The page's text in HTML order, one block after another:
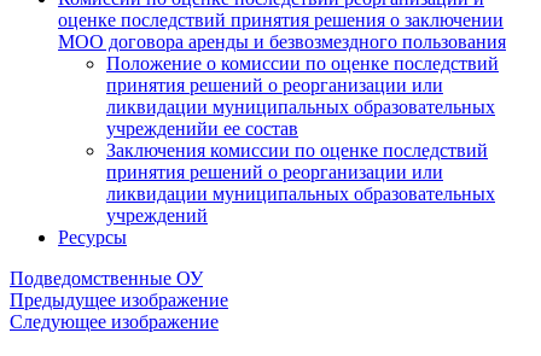
оценке последствий принятия решения о заключении
МОО договора аренды и безвозмездного пользования
Положение о комиссии по оценке последствий
принятия решений о реорганизации или
ликвидации муниципальных образовательных
учрежденийи ее состав
Заключения комиссии по оценке последствий
принятия решений о реорганизации или
ликвидации муниципальных образовательных
учреждений
Ресурсы
Подведомственные ОУ
Предыдущее изображение
Следующее изображение